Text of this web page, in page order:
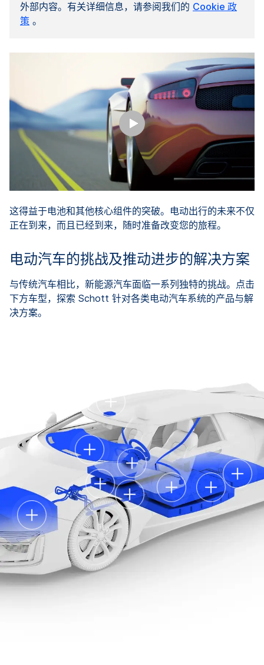
外部内容。有关详细信息，请参阅我们的 Cookie 政
策 。
这得益于电池和其他核心组件的突破。电动出行的未来不仅
正在到来，而且已经到来，随时准备改变您的旅程。
电动汽车的挑战及推动进步的解决方案
与传统汽车相比，新能源汽车面临一系列独特的挑战。点击
下方车型，探索 Schott 针对各类电动汽车系统的产品与解
决方案。